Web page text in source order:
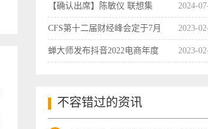
【确认出席】陈敏仪 联想集 2024-
CFS第十二届财经峰会定于7月 2023-
蝉大师发布抖音2022电商年度 2023-
不容错过的资讯